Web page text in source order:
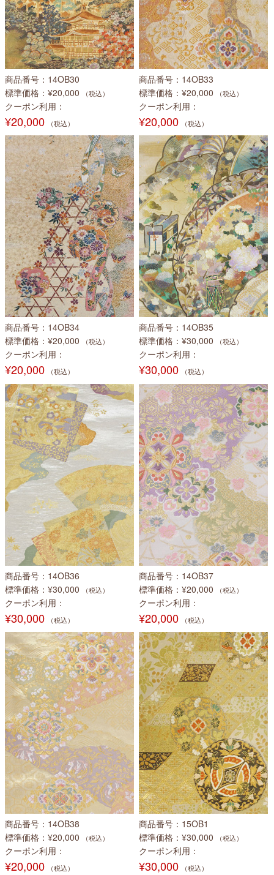
商品番号
14OB30
標準価格
¥20,000 （税込）
クーポン利用
¥20,000 （税込）
商品番号
14OB33
標準価格
¥20,000 （税込）
クーポン利用
¥20,000 （税込）
商品番号
14OB34
標準価格
¥20,000 （税込）
クーポン利用
¥20,000 （税込）
商品番号
14OB35
標準価格
¥30,000 （税込）
クーポン利用
¥30,000 （税込）
商品番号
14OB36
標準価格
¥30,000 （税込）
クーポン利用
¥30,000 （税込）
商品番号
14OB37
標準価格
¥20,000 （税込）
クーポン利用
¥20,000 （税込）
商品番号
14OB38
標準価格
¥20,000 （税込）
クーポン利用
¥20,000 （税込）
商品番号
15OB1
標準価格
¥30,000 （税込）
クーポン利用
¥30,000 （税込）